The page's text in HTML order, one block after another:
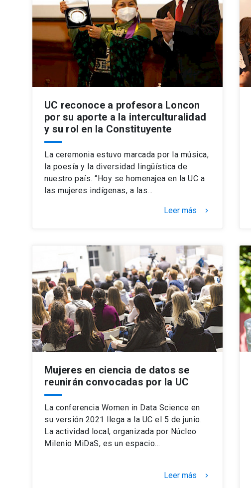
UC reconoce a profesora Loncon
por su aporte a la interculturalidad
y su rol en la Constituyente
La ceremonia estuvo marcada por la música,
la poesía y la diversidad lingüística de
nuestro país. “Hoy se homenajea en la UC a
las mujeres indígenas, a las…
Leer más keyboard_arrow_right
Mujeres en ciencia de datos se
reunirán convocadas por la UC
La conferencia Women in Data Science en
su versión 2021 llega a la UC el 5 de junio.
La actividad local, organizada por Núcleo
Milenio MiDaS, es un espacio…
Leer más keyboard_arrow_right